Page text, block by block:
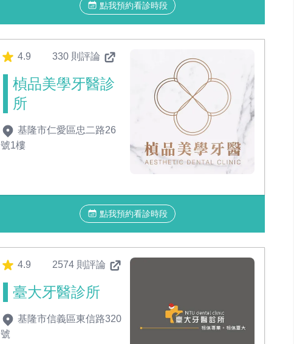
點我預約看診時段
4.9 330 則評論
楨品美學牙醫診
所
基隆市仁愛區忠二路26
號1樓
點我預約看診時段
4.9 2574 則評論
臺大牙醫診所
基隆市信義區東信路320
號